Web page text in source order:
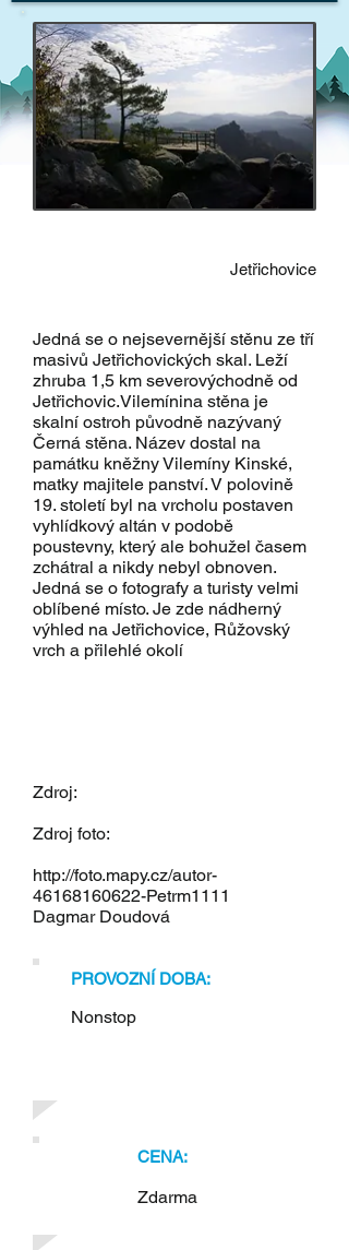
Jetřichovice
Jedná se o nejsevernější stěnu ze tří
masivů Jetřichovických skal. Leží
zhruba 1,5 km severovýchodně od
Jetřichovic.Vilemínina stěna je
skalní ostroh původně nazývaný
Černá stěna. Název dostal na
památku kněžny Vilemíny Kinské,
matky majitele panství. V polovině
19. století byl na vrcholu postaven
vyhlídkový altán v podobě
poustevny, který ale bohužel časem
zchátral a nikdy nebyl obnoven.
Jedná se o fotografy a turisty velmi
oblíbené místo. Je zde nádherný
výhled na Jetřichovice, Růžovský
vrch a přilehlé okolí
Zdroj:
Zdroj foto:
http://foto.mapy.cz/autor-
46168160622-Petrm1111
Dagmar Doudová
PROVOZNÍ DOBA:
Nonstop
CENA:
Zdarma